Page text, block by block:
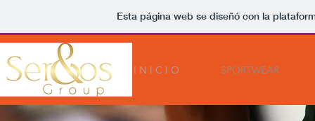
Esta página web se diseñó con la
I N I C I O SPORTWEAR